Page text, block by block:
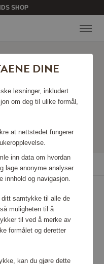
SHOP
DINE
løsninger, inkludert
om deg til ulike formål,
at nettstedet fungerer
inn data om hvordan
lage anonyme analyser
innhold og navigasjon.
samtykke til alle de
muligheten til å
til ved å merke av
formålet og deretter
kan du gjøre dette